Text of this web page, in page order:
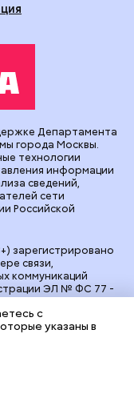
зарегистрировано
связи,
коммуникаций
ЭЛ № ФС 77 -
газеты
: Александр
127015, г.Москва,
04-24
сайта:
Департамента
города Москвы.
технологии
информации
сведений,
сети
Российской
с
указаны в